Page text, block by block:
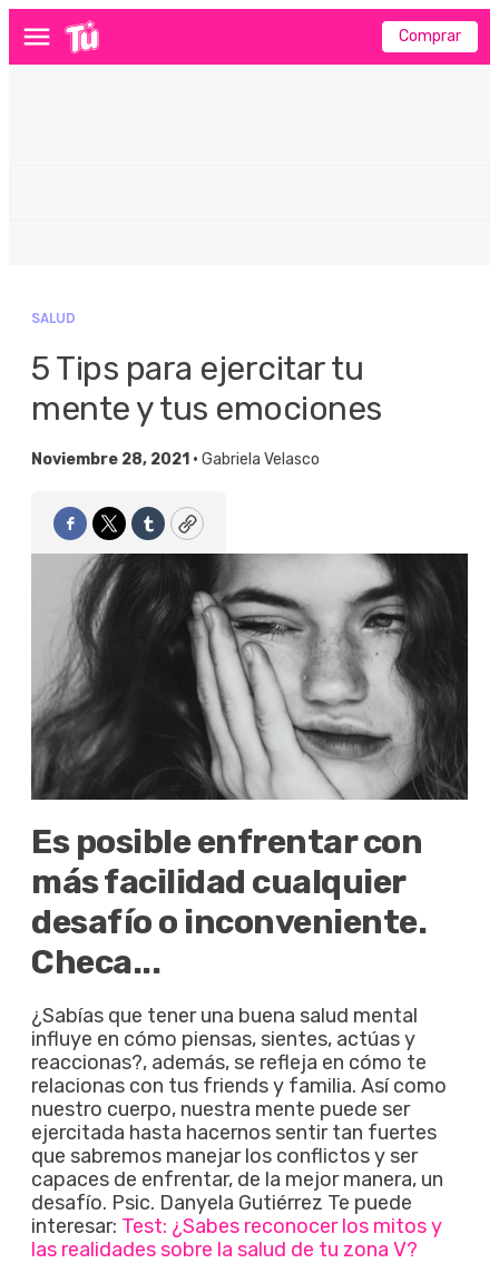
Menú Comprar
SALUD
5 Tips para ejercitar tu
mente y tus emociones
Noviembre 28, 2021 • Gabriela Velasco
Facebook
TwitterTumblrCopy
Es posible enfrentar con
más facilidad cualquier
desafío o inconveniente.
Checa...
¿Sabías que tener una buena salud mental
influye en cómo piensas, sientes, actúas y
reaccionas?, además, se refleja en cómo te
relacionas con tus friends y familia. Así como
nuestro cuerpo, nuestra mente puede ser
ejercitada hasta hacernos sentir tan fuertes
que sabremos manejar los conflictos y ser
capaces de enfrentar, de la mejor manera, un
desafío. Psic. Danyela Gutiérrez Te puede
interesar: Test: ¿Sabes reconocer los mitos y
las realidades sobre la salud de tu zona V?